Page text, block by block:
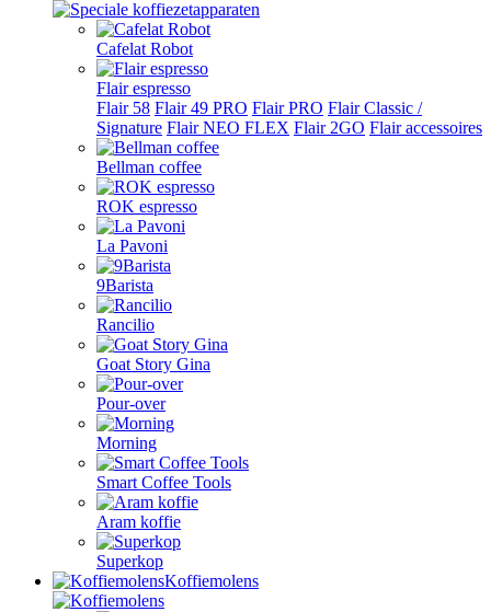
Cafelat Robot
Flair espresso
Flair 58 Flair 49 PRO Flair PRO Flair Classic /
Signature Flair NEO FLEX Flair 2GO Flair accessoires
Bellman coffee
ROK espresso
La Pavoni
9Barista
Rancilio
Goat Story Gina
Pour-over
Morning
Smart Coffee Tools
Aram koffie
Superkop
Koffiemolens